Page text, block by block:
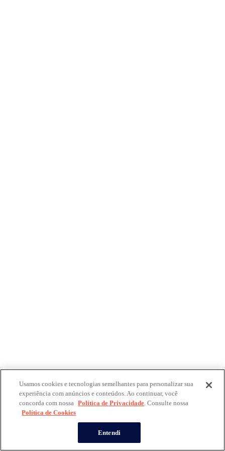
Usamos cookies e tecnologias semelhantes para personalizar sua
experiência com anúncios e conteúdos. Ao continuar, você
concorda com nossa Política de Privacidade. Consulte nossa
Política de Cookies
Entendi